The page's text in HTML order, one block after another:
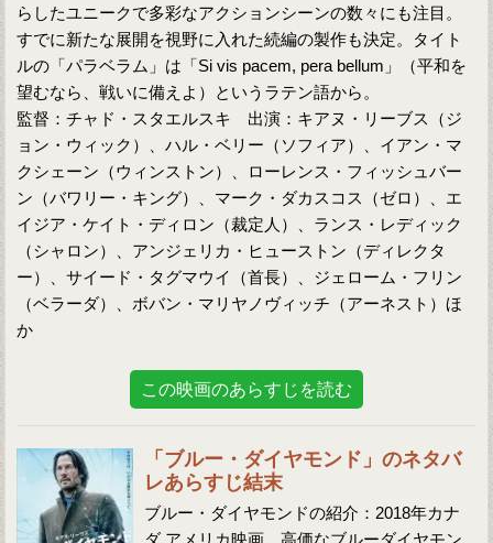
らしたユニークで多彩なアクションシーンの数々にも注目。
すでに新たな展開を視野に入れた続編の製作も決定。タイト
ルの「パラベラム」は「Si vis pacem, pera bellum」（平和を
望むなら、戦いに備えよ）というラテン語から。
監督：チャド・スタエルスキ 出演：キアヌ・リーブス（ジ
ョン・ウィック）、ハル・ベリー（ソフィア）、イアン・マ
クシェーン（ウィンストン）、ローレンス・フィッシュバー
ン（バワリー・キング）、マーク・ダカスコス（ゼロ）、エ
イジア・ケイト・ディロン（裁定人）、ランス・レディック
（シャロン）、アンジェリカ・ヒューストン（ディレクタ
ー）、サイード・タグマウイ（首長）、ジェローム・フリン
（ベラーダ）、ボバン・マリヤノヴィッチ（アーネスト）ほ
か
この映画のあらすじを読む
「ブルー・ダイヤモンド」のネタバ
レあらすじ結末
ブルー・ダイヤモンドの紹介：2018年カナ
ダ,アメリカ映画。高価なブルーダイヤモン